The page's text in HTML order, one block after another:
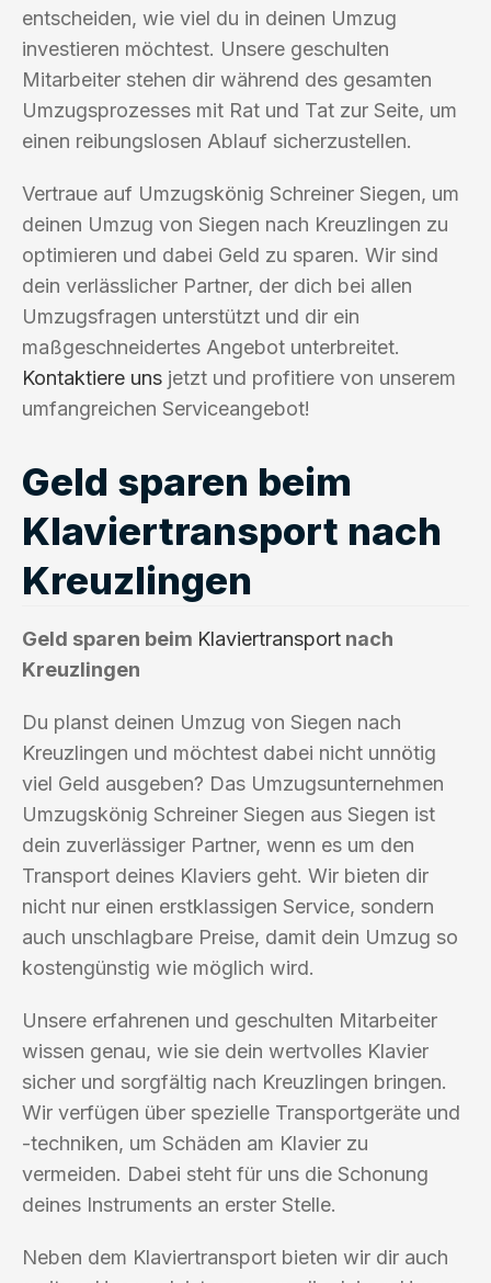
entscheiden, wie viel du in deinen Umzug
investieren möchtest. Unsere geschulten
Mitarbeiter stehen dir während des gesamten
Umzugsprozesses mit Rat und Tat zur Seite, um
einen reibungslosen Ablauf sicherzustellen.
Vertraue auf Umzugskönig Schreiner Siegen, um
deinen Umzug von Siegen nach Kreuzlingen zu
optimieren und dabei Geld zu sparen. Wir sind
dein verlässlicher Partner, der dich bei allen
Umzugsfragen unterstützt und dir ein
maßgeschneidertes Angebot unterbreitet.
Kontaktiere uns jetzt und profitiere von unserem
umfangreichen Serviceangebot!
Geld sparen beim
Klaviertransport nach
Kreuzlingen
Geld sparen beim Klaviertransport nach
Kreuzlingen
Du planst deinen Umzug von Siegen nach
Kreuzlingen und möchtest dabei nicht unnötig
viel Geld ausgeben? Das Umzugsunternehmen
Umzugskönig Schreiner Siegen aus Siegen ist
dein zuverlässiger Partner, wenn es um den
Transport deines Klaviers geht. Wir bieten dir
nicht nur einen erstklassigen Service, sondern
auch unschlagbare Preise, damit dein Umzug so
kostengünstig wie möglich wird.
Unsere erfahrenen und geschulten Mitarbeiter
wissen genau, wie sie dein wertvolles Klavier
sicher und sorgfältig nach Kreuzlingen bringen.
Wir verfügen über spezielle Transportgeräte und
-techniken, um Schäden am Klavier zu
vermeiden. Dabei steht für uns die Schonung
deines Instruments an erster Stelle.
Neben dem Klaviertransport bieten wir dir auch